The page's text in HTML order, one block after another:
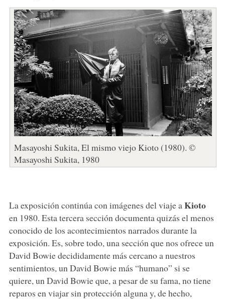
Masayoshi Sukita, El mismo viejo Kioto (1980). ©
Masayoshi Sukita, 1980
La exposición continúa con imágenes del viaje a Kioto
en 1980. Esta tercera sección documenta quizás el menos
conocido de los acontecimientos narrados durante la
exposición. Es, sobre todo, una sección que nos ofrece un
David Bowie decididamente más cercano a nuestros
sentimientos, un David Bowie más “humano” si se
quiere, un David Bowie que, a pesar de su fama, no tiene
reparos en viajar sin protección alguna y, de hecho,